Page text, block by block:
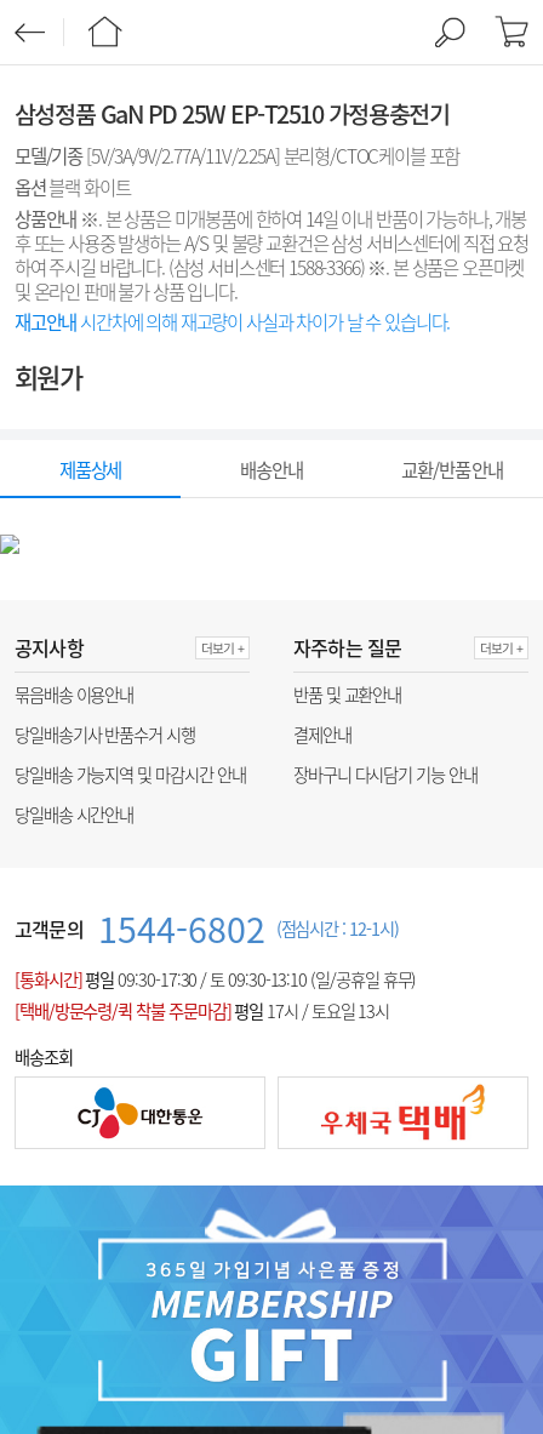
삼성정품 GaN PD 25W EP-T2510 가정용충전기
모델/기종[5V/3A/9V/2.77A/11V/2.25A] 분리형/CTOC케이블 포함
옵션블랙 화이트
상품안내 ※. 본 상품은 미개봉품에 한하여 14일 이내 반품이 가능하나, 개봉
후 또는 사용중 발생하는 A/S 및 불량 교환건은 삼성 서비스센터에 직접 요청
하여 주시길 바랍니다. (삼성 서비스센터 1588-3366) ※. 본 상품은 오픈마켓
및 온라인 판매 불가 상품 입니다.
재고안내시간차에 의해 재고량이 사실과 차이가 날 수 있습니다.
회원가
제품상세 배송안내 교환/반품 안내
공지사항 더보기 +
묶음배송 이용안내
당일배송기사 반품수거 시행
당일배송 가능지역 및 마감시간 안내
당일배송 시간안내
자주하는 질문 더보기 +
반품 및 교환안내
결제안내
장바구니 다시담기 기능 안내
고객문의 1544-6802 (점심시간 : 12-1시)
[통화시간]평일09:30-17:30 / 토 09:30-13:10 (일/공휴일 휴무)
[택배/방문수령/퀵 착불 주문마감]평일 17시 / 토요일 13시
배송조회